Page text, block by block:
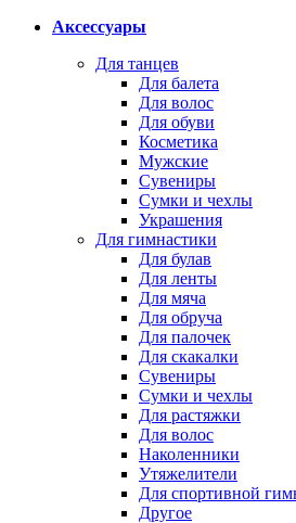
Аксессуары
Для танцев
Для балета
Для волос
Для обуви
Косметика
Мужские
Сувениры
Сумки и чехлы
Украшения
Для гимнастики
Для булав
Для ленты
Для мяча
Для обруча
Для палочек
Для скакалки
Сувениры
Сумки и чехлы
Для растяжки
Для волос
Наколенники
Утяжелители
Для спортивной
Другое